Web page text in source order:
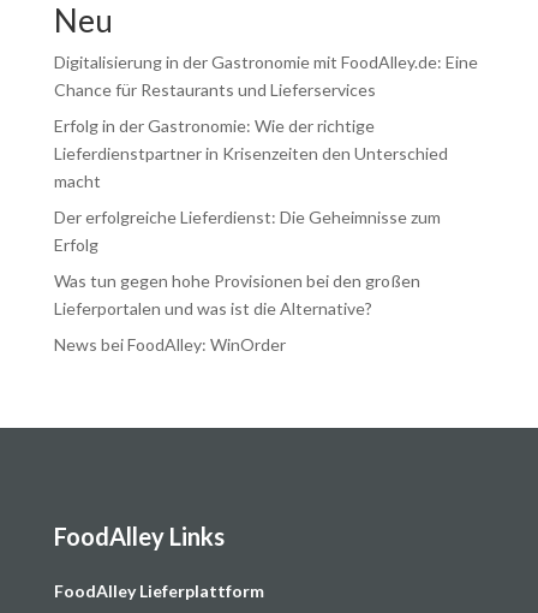
Neu
Digitalisierung in der Gastronomie mit FoodAlley.de: Eine
Chance für Restaurants und Lieferservices
Erfolg in der Gastronomie: Wie der richtige
Lieferdienstpartner in Krisenzeiten den Unterschied
macht
Der erfolgreiche Lieferdienst: Die Geheimnisse zum
Erfolg
Was tun gegen hohe Provisionen bei den großen
Lieferportalen und was ist die Alternative?
News bei FoodAlley: WinOrder
FoodAlley Links
FoodAlley Lieferplattform